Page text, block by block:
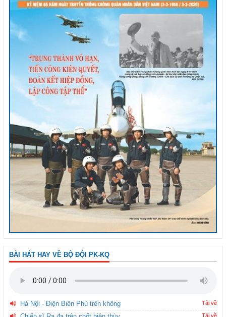
BÀI HÁT HAY VỀ BỘ ĐỘI PK-KQ
Hà Nội - Điện Biên Phủ trên không Tải về
Tải về